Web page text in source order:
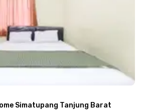
Simatupang Tanjung Barat